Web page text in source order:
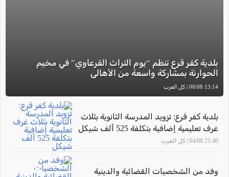
بلدية كفر قرع تنظم “يوم التراث القرعاوي” في مخيم
الحوارنة بمشاركة واسعة من الأهالي
13:14 08/08 | كل العرب
بلدية كفر قرع: تزويد المدرسة الثانوية بثلاث
غرف تعليمية إضافية بتكلفة 525 ألف شيكل
21:40 04/08 | كل العرب
وفد من الشخصيات القضائية والدينية